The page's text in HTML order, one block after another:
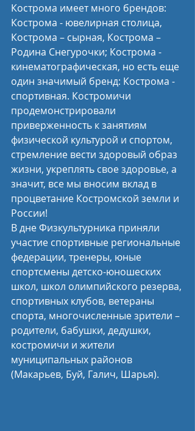
Кострома имеет много брендов:
Кострома - ювелирная столица,
Кострома – сырная, Кострома –
Родина Снегурочки; Кострома -
кинематографическая, но есть еще
один значимый бренд: Кострома -
спортивная. Костромичи
продемонстрировали
приверженность к занятиям
физической культурой и спортом,
стремление вести здоровый образ
жизни, укреплять свое здоровье, а
значит, все мы вносим вклад в
процветание Костромской земли и
России!
В дне Физкультурника приняли
участие спортивные региональные
федерации, тренеры, юные
спортсмены детско-юношеских
школ, школ олимпийского резерва,
спортивных клубов, ветераны
спорта, многочисленные зрители –
родители, бабушки, дедушки,
костромичи и жители
муниципальных районов
(Макарьев, Буй, Галич, Шарья).